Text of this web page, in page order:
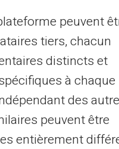
įvykis,
ir turėti labai
peuvent
tiers, chacun
distincts et
à chaque
des
peuvent être
entièrement